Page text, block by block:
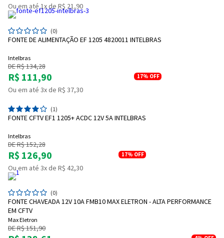
Ou em até 1x de R$ 21,90
(0)
FONTE DE ALIMENTAÇÃO EF 1205 4820011 INTELBRAS
Intelbras
DE R$ 134,28
R$ 111,90 17% OFF
Ou em até 3x de R$ 37,30
(1)
FONTE CFTV EF1 1205+ ACDC 12V 5A INTELBRAS
Intelbras
DE R$ 152,28
R$ 126,90 17% OFF
Ou em até 3x de R$ 42,30
(0)
FONTE CHAVEADA 12V 10A FMB10 MAX ELETRON - ALTA PERFORMANCE
EM CFTV
Max Eletron
DE R$ 151,90